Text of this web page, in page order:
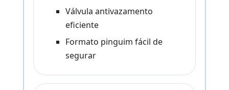
Válvula antivazamento
eficiente
Formato pinguim fácil de
segurar